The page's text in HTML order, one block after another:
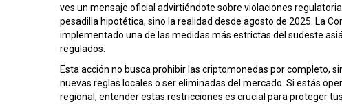
ves un mensaje oficial advirtiéndote sobre violaciones
pesadilla hipotética, sino la realidad desde agosto de 2025. La
implementado una de las medidas más estrictas del sudeste
regulados
Esta acción no busca prohibir las criptomonedas por completo,
nuevas reglas locales o ser eliminadas del mercado. Si estás
regional, entender estas restricciones es crucial para proteger